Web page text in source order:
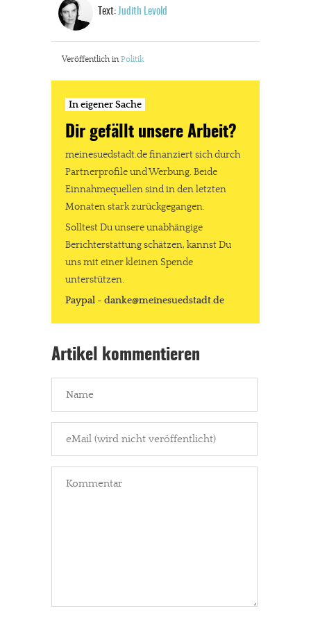
Text: Judith Levold
Veröffentlich in Politik
In eigener Sache
Dir gefällt unsere Arbeit?
meinesuedstadt.de finanziert sich durch
Partnerprofile und Werbung. Beide
Einnahmequellen sind in den letzten
Monaten stark zurückgegangen.
Solltest Du unsere unabhängige
Berichterstattung schätzen, kannst Du
uns mit einer kleinen Spende
unterstützen.
Paypal - danke@meinesuedstadt.de
Artikel kommentieren